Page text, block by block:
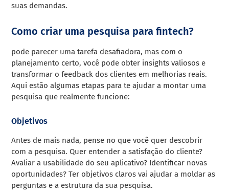
suas demandas.
Como criar uma pesquisa para fintech?
pode parecer uma tarefa desafiadora, mas com o
planejamento certo, você pode obter insights valiosos e
transformar o feedback dos clientes em melhorias reais.
Aqui estão algumas etapas para te ajudar a montar uma
pesquisa que realmente funcione:
Objetivos
Antes de mais nada, pense no que você quer descobrir
com a pesquisa. Quer entender a satisfação do cliente?
Avaliar a usabilidade do seu aplicativo? Identificar novas
oportunidades? Ter objetivos claros vai ajudar a moldar as
perguntas e a estrutura da sua pesquisa.